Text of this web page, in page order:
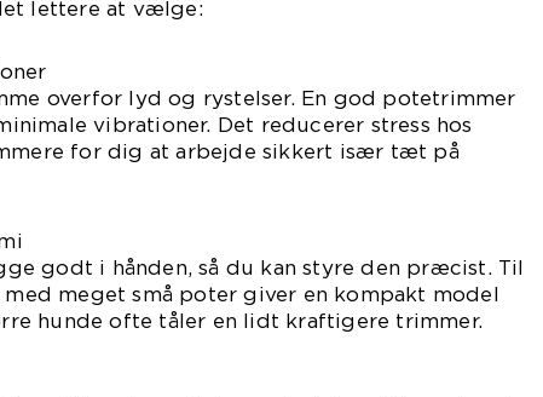
lettere at vælge:
overfor lyd og rystelser. En god potetrimmer
vibrationer. Det reducerer stress hos
for dig at arbejde sikkert især tæt på
godt i hånden, så du kan styre den præcist. Til
med meget små poter giver en kompakt model
hunde ofte tåler en lidt kraftigere trimmer.